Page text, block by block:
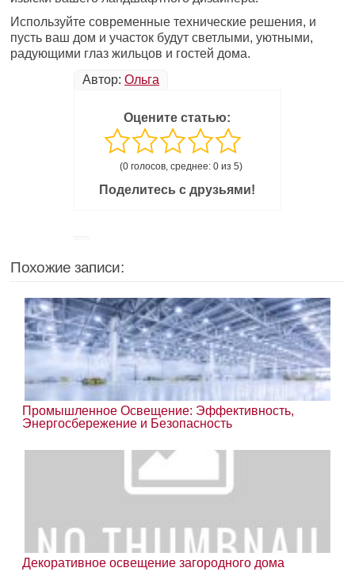
Используйте современные технические решения, и
пусть ваш дом и участок будут светлыми, уютными,
радующими глаз жильцов и гостей дома.
Автор: Ольга
Оцените статью:
(0 голосов, среднее: 0 из 5)
Поделитесь с друзьями!
Похожие записи:
Промышленное Освещение: Эффективность,
Энергосбережение и Безопасность
Декоративное освещение загородного дома